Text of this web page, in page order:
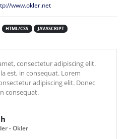
www.okler.net
HTML/CSS JAVASCRIPT
consectetur adipiscing elit.
est, in consequat. Lorem
adipiscing elit. Donec
consequat.
- Okler